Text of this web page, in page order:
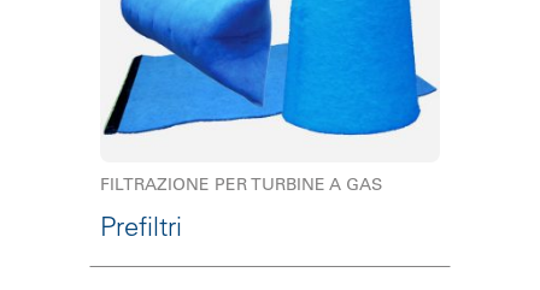
FILTRAZIONE PER TURBINE A GAS
Prefiltri